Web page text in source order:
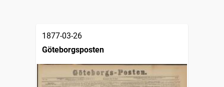
1877-03-26
Göteborgsposten